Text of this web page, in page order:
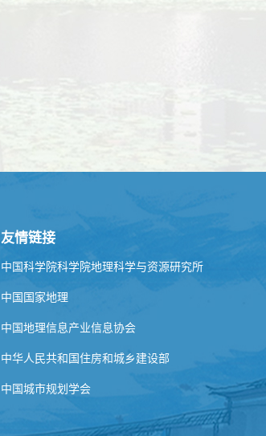
友情链接
中国科学院科学院地理科学与资源研究所
中国国家地理
中国地理信息产业信息协会
中华人民共和国住房和城乡建设部
中国城市规划学会